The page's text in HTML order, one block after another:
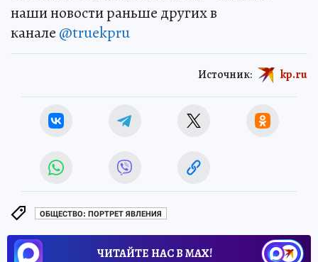
наши новости раньше других в
канале @truekpru
Источник: kp.ru
ОБЩЕСТВО: ПОРТРЕТ ЯВЛЕНИЯ
ЧИТАЙТЕ НАС В МАХ!